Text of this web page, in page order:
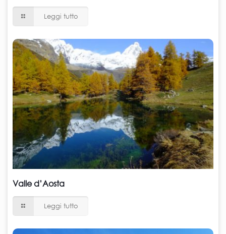
Leggi tutto
Valle d’Aosta
Leggi tutto